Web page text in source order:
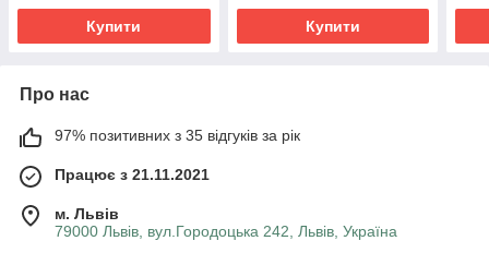
Купити Купити
Про нас
97% позитивних з 35 відгуків за рік
Працює з 21.11.2021
м. Львів
79000 Львів, вул.Городоцька 242, Львів, Україна